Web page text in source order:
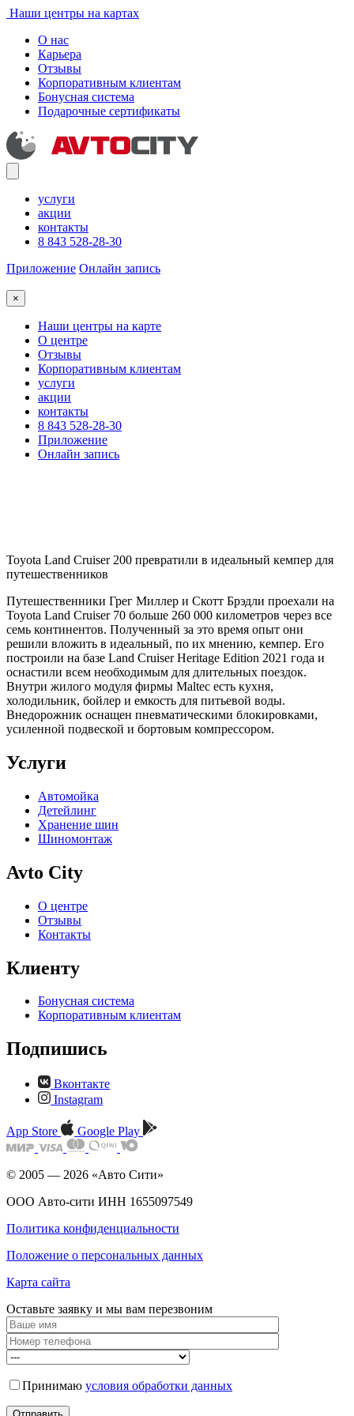
Наши центры на картах
О нас
Карьера
Отзывы
Корпоративным клиентам
Бонусная система
Подарочные сертификаты
услуги
акции
контакты
8 843 528-28-30
Приложение Онлайн запись
×
Наши центры на карте
О центре
Отзывы
Корпоративным клиентам
услуги
акции
контакты
8 843 528-28-30
Приложение
Онлайн запись
Toyota Land Cruiser 200 превратили в идеальный кемпер для
путешественников
Путешественники Грег Миллер и Скотт Брэдли проехали на
Toyota Land Cruiser 70 больше 260 000 километров через все
семь континентов. Полученный за это время опыт они
решили вложить в идеальный, по их мнению, кемпер. Его
построили на базе Land Cruiser Heritage Edition 2021 года и
оснастили всем необходимым для длительных поездок.
Внутри жилого модуля фирмы Maltec есть кухня,
холодильник, бойлер и емкость для питьевой воды.
Внедорожник оснащен пневматическими блокировками,
усиленной подвеской и бортовым компрессором.
Услуги
Автомойка
Детейлинг
Хранение шин
Шиномонтаж
Avto City
О центре
Отзывы
Контакты
Клиенту
Бонусная система
Корпоративным клиентам
Подпишись
Вконтакте
Instagram
App Store Google Play
© 2005 — 2026 «Авто Сити»
ООО Авто-сити ИНН 1655097549
Политика конфиденциальности
Положение о персональных данных
Карта сайта
Оставьте заявку и мы вам перезвоним
Принимаю условия обработки данных